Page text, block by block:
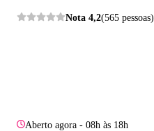
Nota 4,2(565 pessoas)
Aberto agora - 08h às 18h